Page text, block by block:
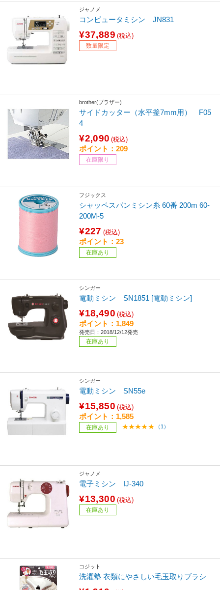
ジャノメ
コンピュータミシン JN831
¥37,889 (税込)
数量限定
brother(ブラザー)
サイドカッター（水平釜7mm用） F05
4
¥2,090 (税込)
ポイント：209
在庫限り
フジックス
シャッペスパンミシン糸 60番 200m 60-
200M-5
¥227 (税込)
ポイント：23
在庫あり
シンガー
電動ミシン SN1851 [電動ミシン]
¥18,490 (税込)
ポイント：1,849
発売日：2018/12/12発売
在庫あり
シンガー
電動ミシン SN55e
¥15,850 (税込)
ポイント：1,585
在庫あり （1）
ジャノメ
電子ミシン IJ-340
¥13,300 (税込)
在庫あり
コジット
洗濯塾 衣類にやさしい毛玉取りブラシ